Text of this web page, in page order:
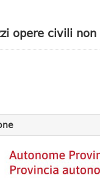
opere civili